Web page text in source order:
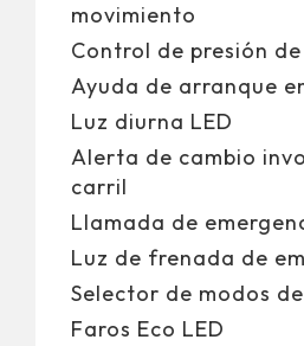
movimiento
Control de presión
Ayuda de arranque
Luz diurna LED
Alerta de cambio
carril
Llamada de
Luz de frenada de
Selector de modos
Faros Eco LED